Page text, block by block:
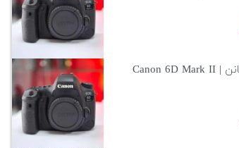
دوربین حرفه‌ای کانن | Canon 6D Mark II